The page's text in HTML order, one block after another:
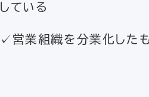
している
✓営業組織を分業化した